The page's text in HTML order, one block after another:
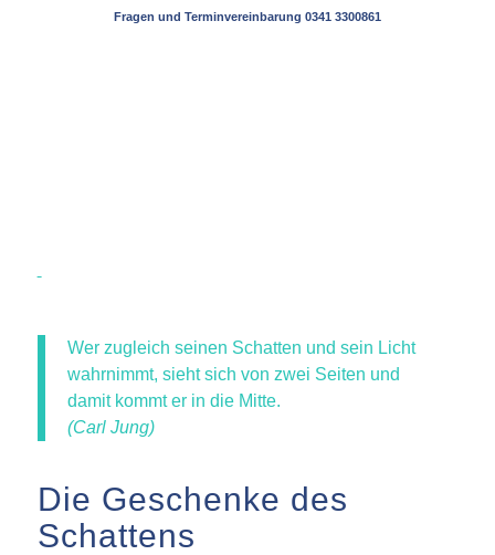
Fragen und Terminvereinbarung 0341 3300861
Wer zugleich seinen Schatten und sein Licht
wahrnimmt, sieht sich von zwei Seiten und
damit kommt er in die Mitte.
(Carl Jung)
Die Geschenke des
Schattens